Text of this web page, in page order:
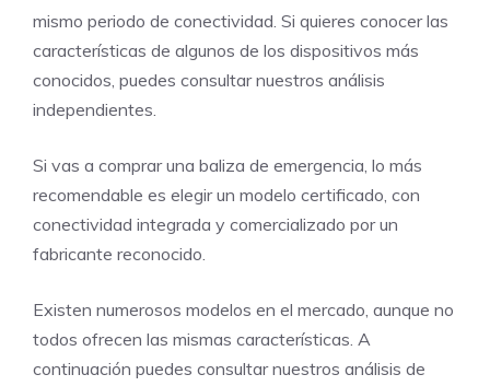
mismo periodo de conectividad. Si quieres conocer las
características de algunos de los dispositivos más
conocidos, puedes consultar nuestros análisis
independientes.
Si vas a comprar una baliza de emergencia, lo más
recomendable es elegir un modelo certificado, con
conectividad integrada y comercializado por un
fabricante reconocido.
Existen numerosos modelos en el mercado, aunque no
todos ofrecen las mismas características. A
continuación puedes consultar nuestros análisis de